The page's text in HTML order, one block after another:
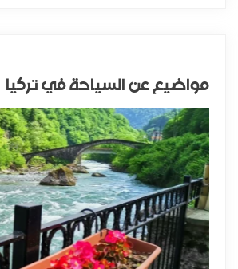
مواضيع عن السياحة في تركيا